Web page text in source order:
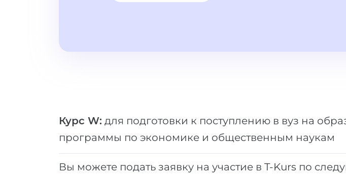
Курс W: для подготовки к поступлению в вуз на
программы по экономике и общественным наукам
Вы можете подать заявку на участие в T-Kurs по